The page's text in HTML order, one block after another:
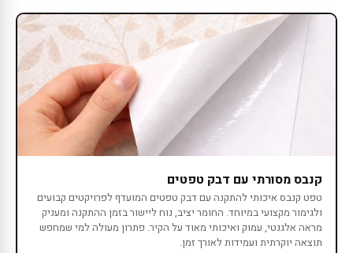
קנבס מסורתי עם דבק טפטים
טפט קנבס איכותי להתקנה עם דבק טפטים המועדף לפרויקטים קבועים
ולגימור מקצועי במיוחד. החומר יציב, נוח ליישור בזמן ההתקנה ומעניק
מראה אלגנטי, עמוק ואיכותי מאוד על הקיר. פתרון מעולה למי שמחפש
תוצאה יוקרתית ועמידות לאורך זמן.